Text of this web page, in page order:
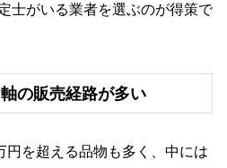
士がいる業者を選ぶのが得策で
の販売経路が多い
円を超える品物も多く、中には